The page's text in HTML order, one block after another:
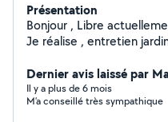
Présentation
Bonjour , Libre actuellement je propose mes services .
Je réalise , entretien jardin ( je possède matériel) ,
Dernier avis laissé par
Il y a plus de 6 mois
M’a conseillé très sympathique